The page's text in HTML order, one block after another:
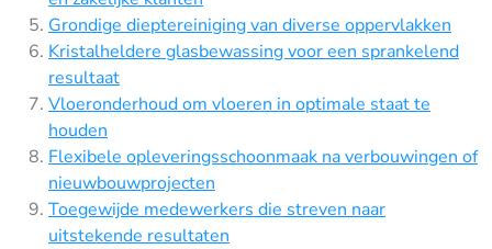
Grondige dieptereiniging van diverse oppervlakken
Kristalheldere glasbewassing voor een sprankelend
resultaat
Vloeronderhoud om vloeren in optimale staat te
houden
Flexibele opleveringsschoonmaak na verbouwingen of
nieuwbouwprojecten
Toegewijde medewerkers die streven naar
uitstekende resultaten